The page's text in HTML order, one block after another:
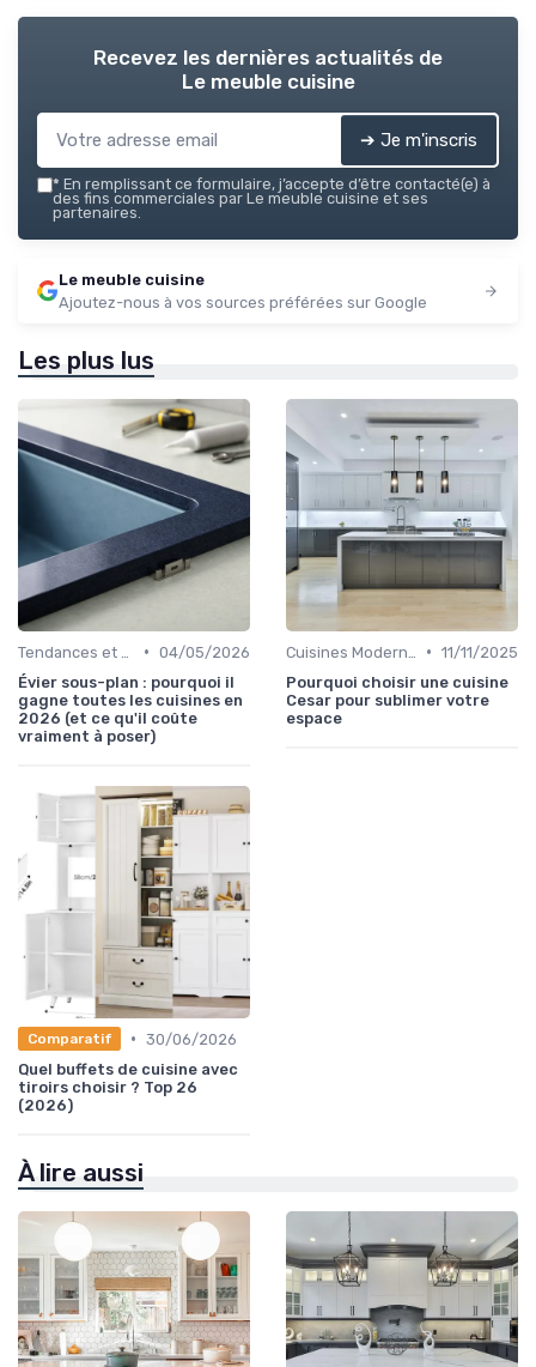
Recevez les dernières actualités de
Le meuble cuisine
➔ Je m'inscris
* En remplissant ce formulaire, j’accepte d’être contacté(e) à
des fins commerciales par Le meuble cuisine et ses
partenaires.
Le meuble cuisine
Ajoutez-nous à vos sources préférées sur Google
Les plus lus
• 04/05/2026
Évier sous-plan : pourquoi il
gagne toutes les cuisines en
2026 (et ce qu'il coûte
vraiment à poser)
• 11/11/2025
Pourquoi choisir une cuisine
Cesar pour sublimer votre
espace
Comparatif • 30/06/2026
Quel buffets de cuisine avec
tiroirs choisir ? Top 26
(2026)
À lire aussi